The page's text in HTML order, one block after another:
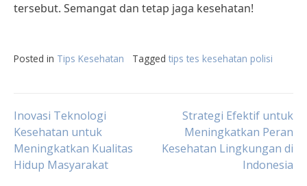
tersebut. Semangat dan tetap jaga kesehatan!
Posted in Tips Kesehatan Tagged tips tes kesehatan polisi
Post
navigation
Inovasi Teknologi
Kesehatan untuk
Meningkatkan Kualitas
Hidup Masyarakat
Strategi Efektif untuk
Meningkatkan Peran
Kesehatan Lingkungan di
Indonesia